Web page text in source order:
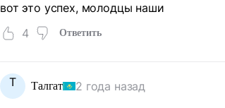
вот это успех, молодцы наши
4
Ответить
Т Талгат 2 года назад